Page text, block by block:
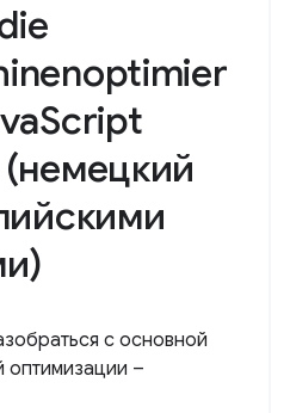
с основной
оптимизации –